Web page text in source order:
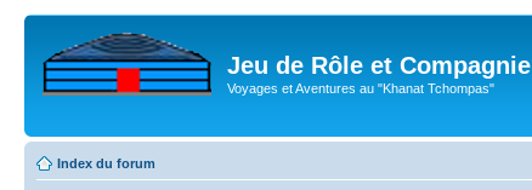
Jeu de Rôle et Compagnie
Voyages et Aventures au "Khanat Tchompas"
Index du forum